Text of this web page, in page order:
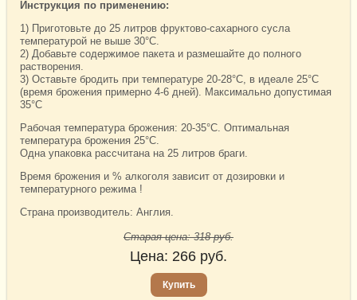
Инструкция по применению:
1) Приготовьте до 25 литров фруктово-сахарного сусла
температурой не выше 30°C.
2) Добавьте содержимое пакета и размешайте до полного
растворения.
3) Оставьте бродить при температуре 20-28°C, в идеале 25°C
(время брожения примерно 4-6 дней). Максимально допустимая
35°C
Рабочая температура брожения: 20-35°С. Оптимальная
температура брожения 25°С.
Одна упаковка рассчитана на 25 литров браги.
Время брожения и % алкоголя зависит от дозировки и
температурного режима !
Страна производитель: Англия.
Старая цена:318руб.
Цена: 266 руб.
Купить